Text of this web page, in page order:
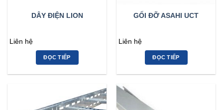
DÂY ĐIỆN LION
Liên hệ
ĐỌC TIẾP
GỐI ĐỠ ASAHI UCT
Liên hệ
ĐỌC TIẾP